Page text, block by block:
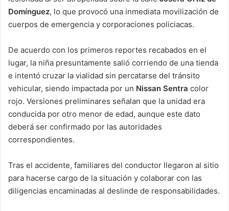
Domínguez, lo que provocó una inmediata movilización de
cuerpos de emergencia y corporaciones policiacas.
De acuerdo con los primeros reportes recabados en el
lugar, la niña presuntamente salió corriendo de una tienda
e intentó cruzar la vialidad sin percatarse del tránsito
vehicular, siendo impactada por un Nissan Sentra color
rojo. Versiones preliminares señalan que la unidad era
conducida por otro menor de edad, aunque este dato
deberá ser confirmado por las autoridades
correspondientes.
Tras el accidente, familiares del conductor llegaron al sitio
para hacerse cargo de la situación y colaborar con las
diligencias encaminadas al deslinde de responsabilidades.